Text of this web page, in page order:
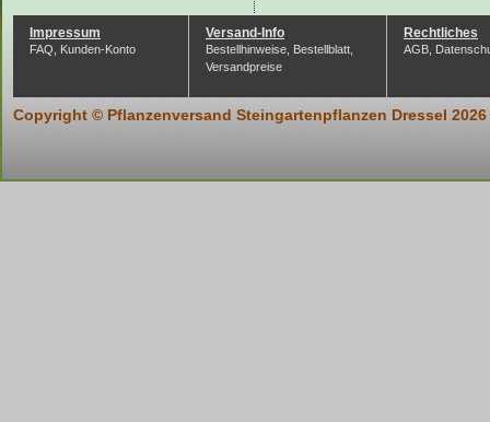
Impressum
FAQ, Kunden-Konto
Versand-Info
Bestellhinweise, Bestellblatt,
Versandpreise
Rechtliches
AGB,
Copyright © Pflanzenversand Steingartenpflanzen Dressel 2026